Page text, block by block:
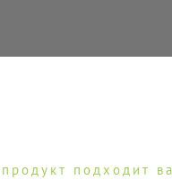
подходит